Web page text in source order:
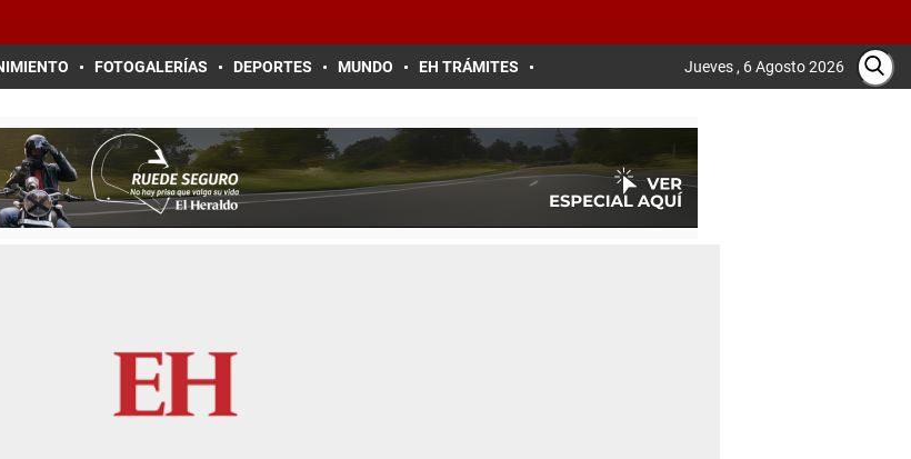
FOTOGALERÍAS DEPORTES MUNDO EH TRÁMITES Jueves , 6 Agosto 2026